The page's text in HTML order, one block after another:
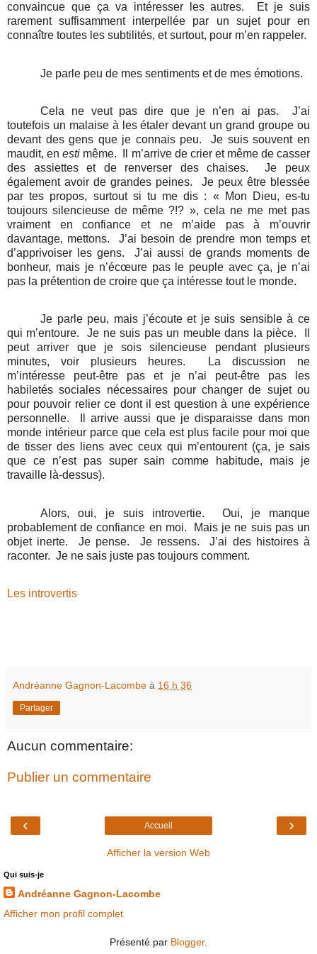
convaincue que ça va intéresser les autres.
Et je suis
rarement suffisamment interpellée par un sujet pour en
connaître toutes les subtilités, et surtout, pour m’en rappeler.
Je parle peu de mes sentiments et de mes émotions.
Cela ne veut pas dire que je n’en ai pas.
J’ai
toutefois un malaise à les étaler devant un grand groupe ou
devant des gens que je connais peu.
Je suis souvent en
maudit, enesti même.
Il m’arrive de crier et même de casser
des assiettes et de renverser des chaises.
Je peux
également avoir de grandes peines.
Je peux être blessée
par tes propos, surtout si tu me dis : « Mon Dieu, es-tu
toujours silencieuse de même ?!? », cela ne me met pas
vraiment en confiance et ne m’aide pas à m’ouvrir
davantage, mettons.
J’ai besoin de prendre mon temps et
d’apprivoiser les gens.
J’ai aussi de grands moments de
bonheur, mais je n’écœure pas le peuple avec ça, je n’ai
pas la prétention de croire que ça intéresse tout le monde.
Je parle peu, mais j’écoute et je suis sensible à ce
qui m’entoure.
Je ne suis pas un meuble dans la pièce.
peut arriver que je sois silencieuse pendant plusieurs
minutes, voir plusieurs heures.
La discussion ne
m’intéresse peut-être pas et je n’ai peut-être pas les
habiletés sociales nécessaires pour changer de sujet ou
pour pouvoir relier ce dont il est question à une expérience
personnelle.
Il arrive aussi que je disparaisse dans mon
monde intérieur parce que cela est plus facile pour moi que
de tisser des liens avec ceux qui m’entourent (ça, je sais
que ce n’est pas super sain comme habitude, mais je
travaille là-dessus).
Alors, oui, je suis introvertie.
Oui, je manque
probablement de confiance en moi.
Mais je ne suis pas un
objet inerte.
Je pense. Je ressens.
J’ai des histoires à
raconter. Je ne sais juste pas toujours comment.
Les introvertis
Andréanne Gagnon-Lacombe à 16 h 36
Partager
Aucun commentaire:
Publier un commentaire
‹ ›
Accueil
Afficher la version Web
Qui suis-je
Andréanne Gagnon-Lacombe
Afficher mon profil complet
Présenté par Blogger.